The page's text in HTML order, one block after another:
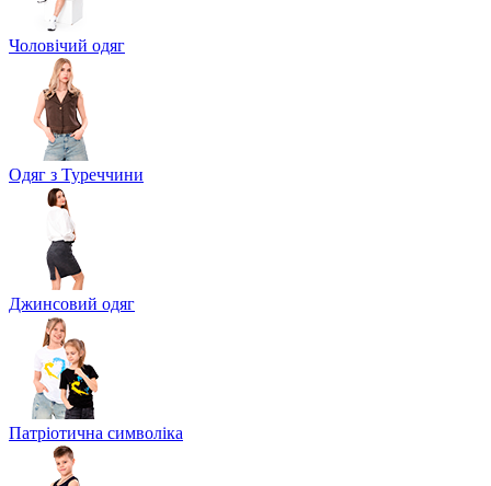
Чоловічий одяг
Одяг з Туреччини
Джинсовий одяг
Патріотична символіка